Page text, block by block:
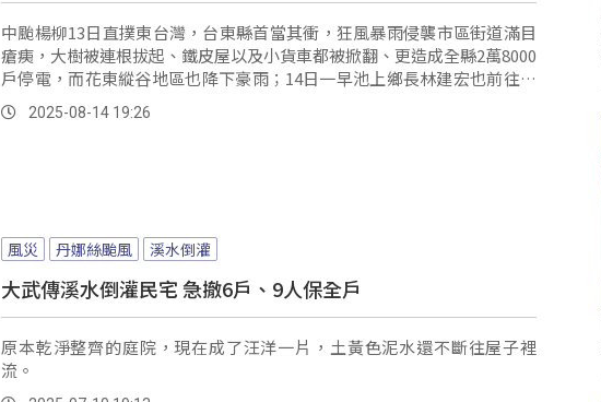
中颱楊柳13日直撲東台灣，台東縣首當其衝，狂風暴雨侵襲市區街道滿目
瘡痍，大樹被連根拔起、鐵皮屋以及小貨車都被掀翻、更造成全縣2萬8000
戶停電，而花東縱谷地區也降下豪雨；14日一早池上鄉長林建宏也前往多
處災點會勘，掌握復原進度並研擬後續改善措施。
2025-08-14 19:26
風災 丹娜絲颱風 溪水倒灌
大武傳溪水倒灌民宅 急撤6戶、9人保全戶
原本乾淨整齊的庭院，現在成了汪洋一片，土黃色泥水還不斷往屋子裡
流。